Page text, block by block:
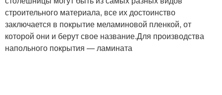
строительного материала, все их достоинство
заключается в покрытие меламиновой пленкой, от
которой они и берут свое название.Для производства
напольного покрытия — ламината